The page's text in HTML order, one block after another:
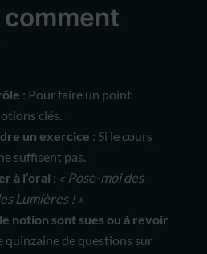
: Pour faire un point
clés.
un exercice : Si le cours
suffisent pas.
à l’oral : « Pose-moi des
Lumières ! »
notion sont sues ou à revoir
quinzaine de questions sur